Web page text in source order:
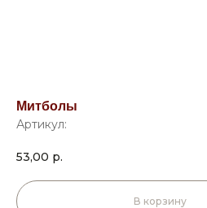
Митболы
Артикул:
53,00 р.
В корзину